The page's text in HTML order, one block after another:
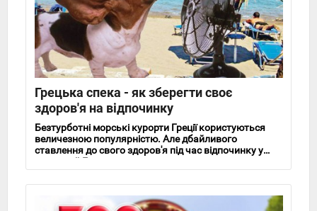
Грецька спека - як зберегти своє
здоров'я на відпочинку
Безтурботні морські курорти Греції користуються
величезною популярністю. Але дбайливого
ставлення до свого здоров'я під час відпочинку у
спекотній Греції ніхто не скасовував.